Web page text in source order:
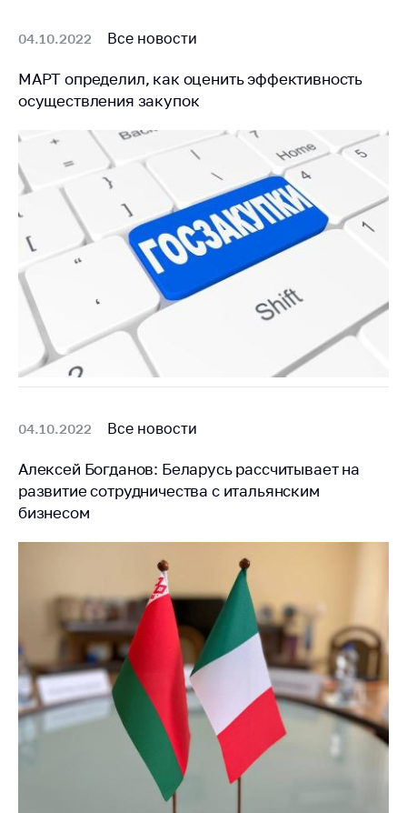
04.10.2022 Все новости
МАРТ определил, как оценить эффективность
осуществления закупок
04.10.2022 Все новости
Алексей Богданов: Беларусь рассчитывает на
развитие сотрудничества с итальянским
бизнесом